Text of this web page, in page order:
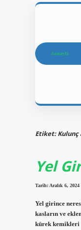
Anasayfa
Etiket:Kulunç
Yel
Tarih: Aralık 6, 2024
Yel girince
kasların ve
kürek kemikleri